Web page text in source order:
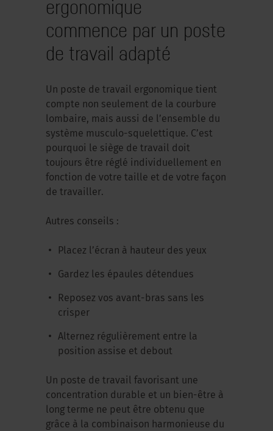
ergonomique
commence par un poste
de travail adapté
Un poste de travail ergonomique tient
compte non seulement de la courbure
lombaire, mais aussi de l’ensemble du
système musculo-squelettique. C’est
pourquoi le siège de travail doit
toujours être réglé individuellement en
fonction de votre taille et de votre façon
de travailler.
Autres conseils :
Placez l’écran à hauteur des yeux
Gardez les épaules détendues
Reposez vos avant-bras sans les
crisper
Alternez régulièrement entre la
position assise et debout
Un poste de travail favorisant une
concentration durable et un bien-être à
long terme ne peut être obtenu que
grâce à la combinaison harmonieuse du